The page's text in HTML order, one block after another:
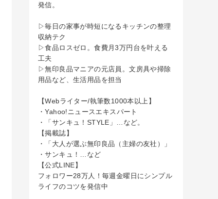
発信。
▷毎日の家事が時短になるキッチンの整理
収納テク
▷食品ロスゼロ。食費月3万円台を叶える
工夫
▷無印良品マニアの元店員。文房具や掃除
用品など、生活用品を担当
【Webライター/執筆数1000本以上】
・Yahoo!ニュースエキスパート
・「サンキュ！STYLE」…など。
【掲載誌】
・「大人が選ぶ無印良品（主婦の友社）」
・サンキュ！…など
【公式LINE】
フォロワー28万人！毎週金曜日にシンプル
ライフのコツを発信中